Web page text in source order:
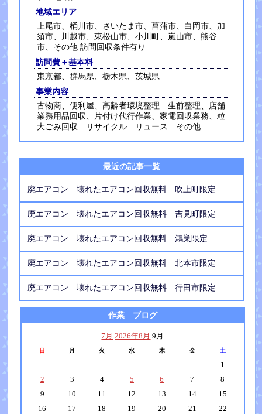
地域エリア
上尾市、桶川市、さいたま市、菖蒲市、白岡市、加
須市、川越市、東松山市、小川町、嵐山市、熊谷
市、その他 訪問回収条件有り
訪問費＋基本料
東京都、群馬県、栃木県、茨城県
事業内容
古物商、便利屋、高齢者環境整理 生前整理、店舗
業務用品回収、片付け代行作業、家電回収業務、粒
大ごみ回収 リサイクル リュース その他
最近の記事一覧
廃エアコン 壊れたエアコン回収無料 吹上町限定
廃エアコン 壊れたエアコン回収無料 吉見町限定
廃エアコン 壊れたエアコン回収無料 鴻巣限定
廃エアコン 壊れたエアコン回収無料 北本市限定
廃エアコン 壊れたエアコン回収無料 行田市限定
作業 ブログ
7月 2026年8月 9月
日 月 火 水 木 金 土
1
2
3 4 5 6 7
8
9
10 11 12 13 14
15
16
17 18 19 20 21
22